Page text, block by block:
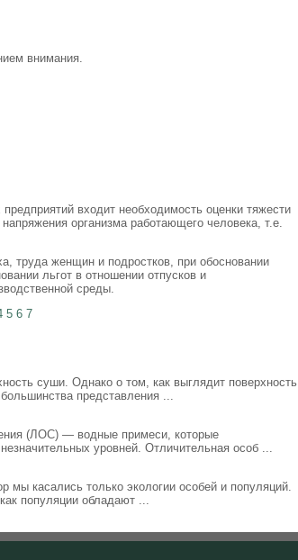
внимания.
входит необходимость оценки тяжести
организма работающего человека, т.е.
труда женщин и подростков, при обосновании
льгот в отношении отпусков и
среды.
5 6 7
суши. Однако о том, как выглядит поверхность
представления ...
(ЛОС) — водные примеси, которые
уровней. Отличительная особ ...
мы касались только экологии особей и популяций.
популяции обладают ...